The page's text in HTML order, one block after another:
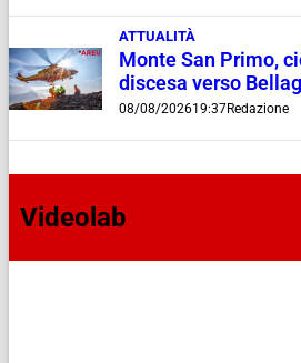
ATTUALITÀ
Monte San Primo,
discesa verso
08/08/202619:37Redazione
Videolab